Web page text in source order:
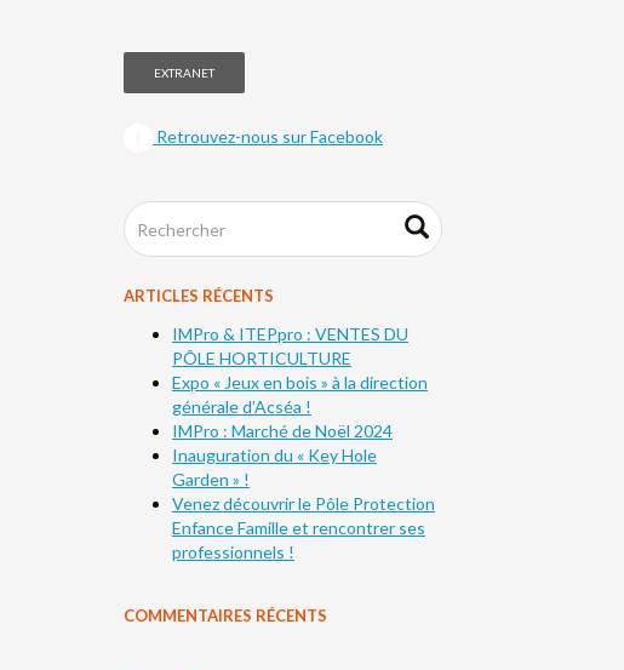
EXTRANET
Retrouvez-nous sur Facebook
ARTICLES RÉCENTS
IMPro & ITEPpro : VENTES DU
PÔLE HORTICULTURE
Expo « Jeux en bois » à la direction
générale d’Acséa !
IMPro : Marché de Noël 2024
Inauguration du « Key Hole
Garden » !
Venez découvrir le Pôle Protection
Enfance Famille et rencontrer ses
professionnels !
COMMENTAIRES RÉCENTS